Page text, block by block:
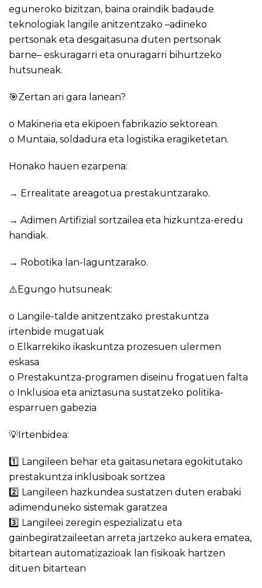
eguneroko bizitzan, baina oraindik badaude
teknologiak langile anitzentzako –adineko
pertsonak eta desgaitasuna duten pertsonak
barne– eskuragarri eta onuragarri bihurtzeko
hutsuneak.
🎯Zertan ari gara lanean?
o Makineria eta ekipoen fabrikazio sektorean.
o Muntaia, soldadura eta logistika eragiketetan.
Honako hauen ezarpena:
→ Errealitate areagotua prestakuntzarako.
→ Adimen Artifizial sortzailea eta hizkuntza-eredu
handiak.
→ Robotika lan-laguntzarako.
⚠️Egungo hutsuneak:
o Langile-talde anitzentzako prestakuntza
irtenbide mugatuak
o Elkarrekiko ikaskuntza prozesuen ulermen
eskasa
o Prestakuntza-programen diseinu frogatuen falta
o Inklusioa eta aniztasuna sustatzeko politika-
esparruen gabezia
💡Irtenbidea:
1️⃣ Langileen behar eta gaitasunetara egokitutako
prestakuntza inklusiboak sortzea
2️⃣ Langileen hazkundea sustatzen duten erabaki
adimenduneko sistemak garatzea
3️⃣ Langileei zeregin espezializatu eta
gainbegiratzaileetan arreta jartzeko aukera ematea,
bitartean automatizazioak lan fisikoak hartzen
dituen bitartean